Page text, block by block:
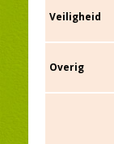
Veiligheid
Overig